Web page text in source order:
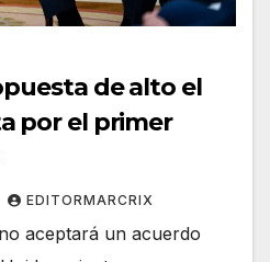
de alto el
por el primer
EDITORMARCRIX
aceptará un acuerdo